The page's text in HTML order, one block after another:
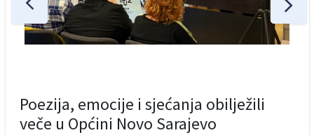
Poezija, emocije i sjećanja obilježili
veče u Općini Novo Sarajevo